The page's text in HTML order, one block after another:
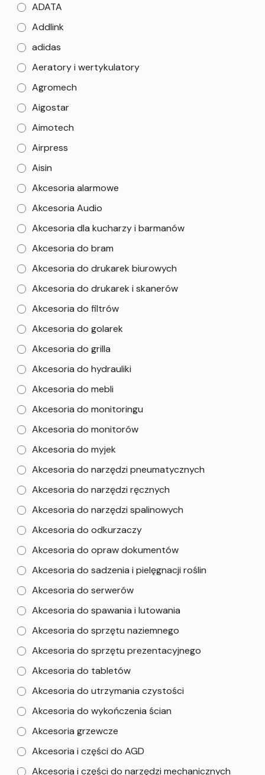
ADATA
Addlink
adidas
Aeratory i wertykulatory
Agromech
Aigostar
Aimotech
Airpress
Aisin
Akcesoria alarmowe
Akcesoria Audio
Akcesoria dla kucharzy i barmanów
Akcesoria do bram
Akcesoria do drukarek biurowych
Akcesoria do drukarek i skanerów
Akcesoria do filtrów
Akcesoria do golarek
Akcesoria do grilla
Akcesoria do hydrauliki
Akcesoria do mebli
Akcesoria do monitoringu
Akcesoria do monitorów
Akcesoria do myjek
Akcesoria do narzędzi pneumatycznych
Akcesoria do narzędzi ręcznych
Akcesoria do narzędzi spalinowych
Akcesoria do odkurzaczy
Akcesoria do opraw dokumentów
Akcesoria do sadzenia i pielęgnacji roślin
Akcesoria do serwerów
Akcesoria do spawania i lutowania
Akcesoria do sprzętu naziemnego
Akcesoria do sprzętu prezentacyjnego
Akcesoria do tabletów
Akcesoria do utrzymania czystości
Akcesoria do wykończenia ścian
Akcesoria grzewcze
Akcesoria i części do AGD
Akcesoria i części do narzędzi mechanicznych